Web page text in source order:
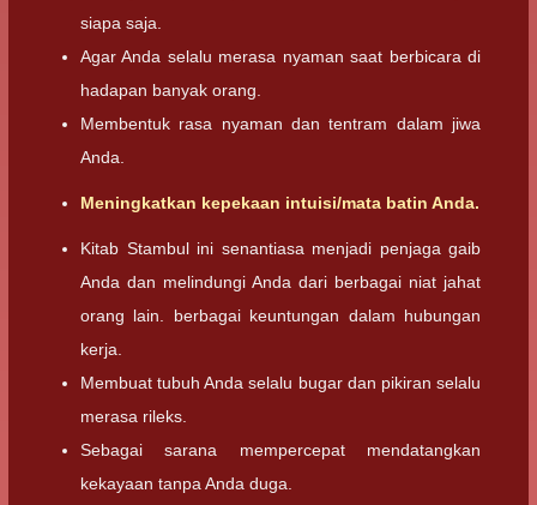
siapa saja.
Agar Anda selalu merasa nyaman saat berbicara di
hadapan banyak orang.
Membentuk rasa nyaman dan tentram dalam jiwa
Anda.
Meningkatkan kepekaan intuisi/mata batin Anda.
Kitab Stambul ini senantiasa menjadi penjaga gaib
Anda dan melindungi Anda dari berbagai niat jahat
orang lain. berbagai keuntungan dalam hubungan
kerja.
Membuat tubuh Anda selalu bugar dan pikiran selalu
merasa rileks.
Sebagai sarana mempercepat mendatangkan
kekayaan tanpa Anda duga.